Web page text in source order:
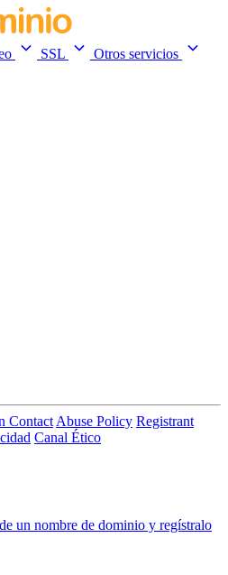
SSL
Otros servicios
Contact Abuse Policy Registrant
Canal Ético
un nombre de dominio y regístralo